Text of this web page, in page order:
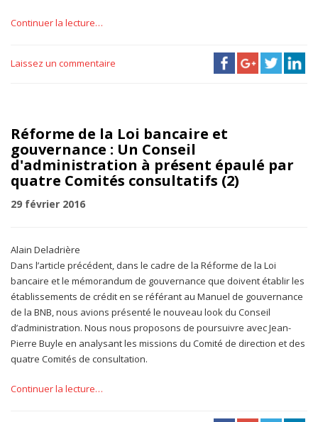
Continuer la lecture…
Laissez un commentaire
Réforme de la Loi bancaire et
gouvernance : Un Conseil
d'administration à présent épaulé par
quatre Comités consultatifs (2)
29 février 2016
Alain Deladrière
Dans l’article précédent, dans le cadre de la Réforme de la Loi
bancaire et le mémorandum de gouvernance que doivent établir les
établissements de crédit en se référant au Manuel de gouvernance
de la BNB, nous avions présenté le nouveau look du Conseil
d’administration. Nous nous proposons de poursuivre avec Jean-
Pierre Buyle en analysant les missions du Comité de direction et des
quatre Comités de consultation.
Continuer la lecture…